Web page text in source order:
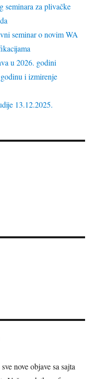
seminara za plivačke
seminar o novim WA
u 2026. godini
i izmirenje
13.12.2025.
nove objave sa sajta